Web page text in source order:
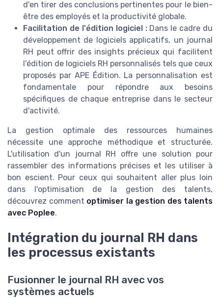
d'en tirer des conclusions pertinentes pour le bien-
être des employés et la productivité globale.
Facilitation de l'édition logiciel :Dans le cadre du
développement de logiciels applicatifs, un journal
RH peut offrir des insights précieux qui facilitent
l'édition de logiciels RH personnalisés tels que ceux
proposés par APE Édition. La personnalisation est
fondamentale pour répondre aux besoins
spécifiques de chaque entreprise dans le secteur
d'activité.
La gestion optimale des ressources humaines
nécessite une approche méthodique et structurée.
L'utilisation d'un journal RH offre une solution pour
rassembler des informations précises et les utiliser à
bon escient. Pour ceux qui souhaitent aller plus loin
dans l'optimisation de la gestion des talents,
découvrez comment optimiser la gestion des talents
avec Poplee.
Intégration du journal RH dans
les processus existants
Fusionner le journal RH avec vos
systèmes actuels